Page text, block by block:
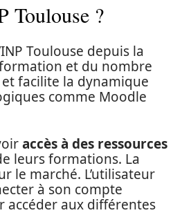
Toulouse ?
Toulouse depuis la
et du nombre
et facilite la dynamique
comme Moodle
accès à des ressources
leurs formations. La
le marché. L’utilisateur
à son compte
accéder aux différentes